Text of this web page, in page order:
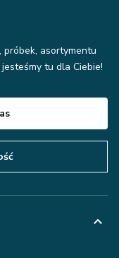
próbek, asortymentu
tu dla Ciebie!